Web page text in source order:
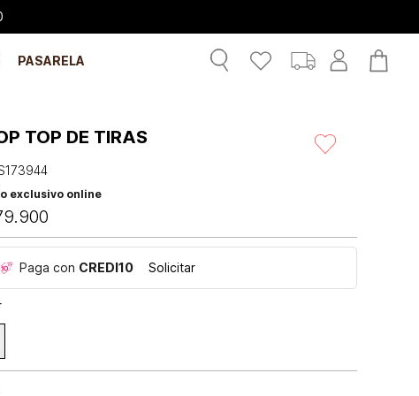
PASARELA
TOP DE TIRAS
exclusivo online
.900
Paga con CREDI10 Solicitar